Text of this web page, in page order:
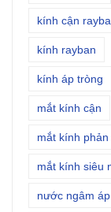
kính cận
kính rayban
kính áp tròng
mắt kính cận
mắt kính phản
mắt kính siêu
nước ngâm